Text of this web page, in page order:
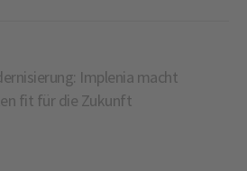
Implenia macht
fit für die Zukunft